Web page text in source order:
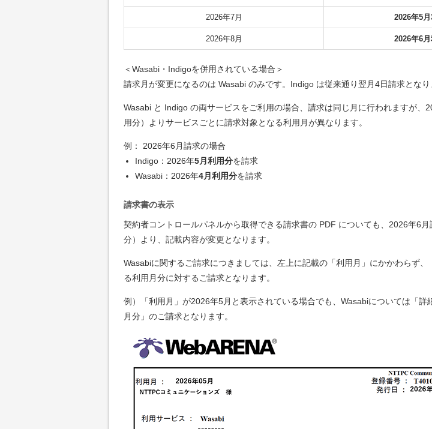
2026年7月 2026年5
2026年8月 2026年6
＜Wasabi・Indigoを併用されている場合＞
請求月が変更になるのは Wasabi のみです。Indigo は従来通り翌月4日請求となり
Wasabi と Indigo の両サービスをご利用の場合、請求は同じ月に行われますが、
用分）よりサービスごとに請求対象となる利用月が異なります。
例： 2026年6月請求の場合
Indigo：2026年5月利用分を請求
Wasabi：2026年4月利用分を請求
請求書の表示
契約者コントロールパネルから取得できる請求書の PDF についても、2026年6
分）より、記載内容が変更となります。
Wasabiに関するご請求につきましては、左上に記載の「利用月」にかかわらず
る利用月分に対するご請求となります。
例）「利用月」が2026年5月と表示されている場合でも、Wasabiについては「詳
月分」のご請求となります。